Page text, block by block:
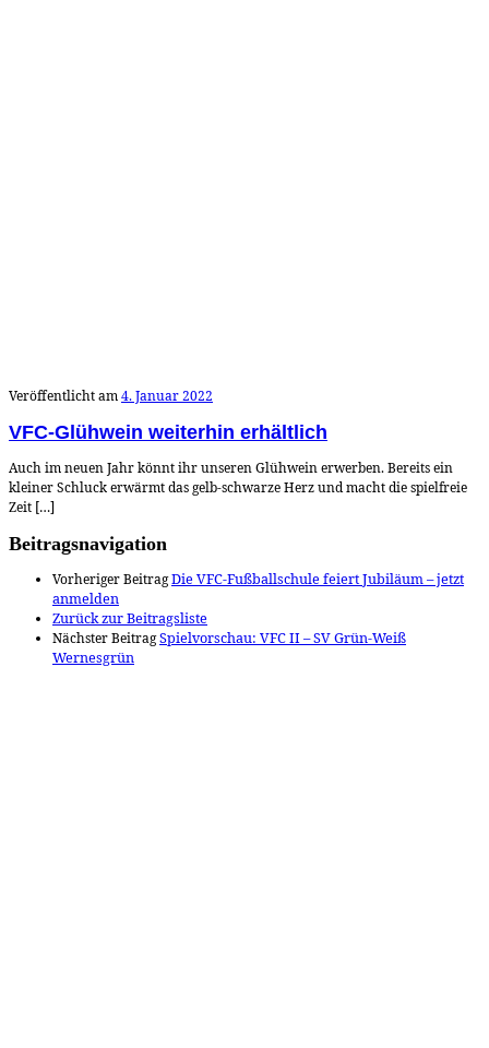
Veröffentlicht am4. Januar 2022
VFC-Glühwein weiterhin erhältlich
Auch im neuen Jahr könnt ihr unseren Glühwein erwerben. Bereits ein
kleiner Schluck erwärmt das gelb-schwarze Herz und macht die spielfreie
Zeit […]
Beitragsnavigation
Vorheriger BeitragDie VFC-Fußballschule feiert Jubiläum – jetzt
anmelden
Zurück zur Beitragsliste
Nächster BeitragSpielvorschau: VFC II – SV Grün-Weiß
Wernesgrün